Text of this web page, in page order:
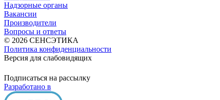
Надзорные органы
Вакансии
Производители
Вопросы и ответы
© 2026 СЕНСЭТИКА
Политика конфиденциальности
Версия для слабовидящих
Подписаться на рассылку
Разработано в